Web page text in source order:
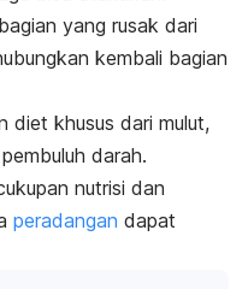
yang rusak dari
kembali bagian
diet khusus dari mulut,
darah.
nutrisi dan
peradangan dapat